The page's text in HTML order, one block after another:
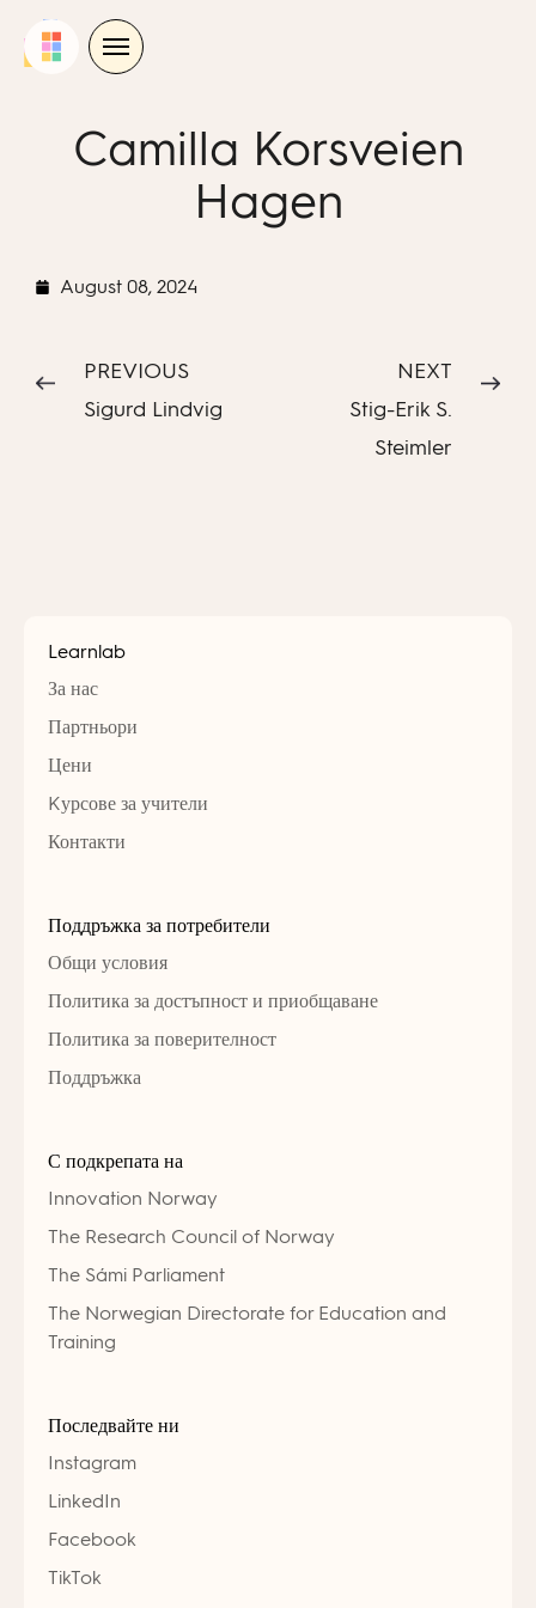
Camilla Korsveien
Hagen
August 08, 2024
PREVIOUS
Sigurd Lindvig
NEXT
Stig-Erik S.
Steimler
Learnlab
За нас
Партньори
Цени
Kурсове за учители
Контакти
Поддръжка за потребители
Общи условия
Политика за достъпност и приобщаване
Политика за поверителност
Поддръжка
С подкрепата на
Innovation Norway
The Research Council of Norway
The Sámi Parliament
The Norwegian Directorate for Education and
Training
Последвайте ни
Instagram
LinkedIn
Facebook
TikTok